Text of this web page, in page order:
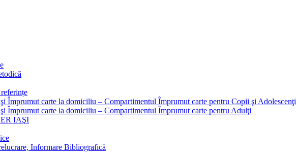
Împrumut carte la domiciliu – Compartimentul Împrumut carte pentru Copii şi Adolescenţi
Împrumut carte la domiciliu – Compartimentul Împrumut carte pentru Adulţi
IAŞI
Informare Bibliografică